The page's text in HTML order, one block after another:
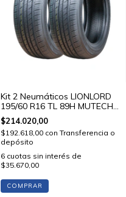
Kit 2 Neumáticos LIONLORD
195/60 R16 TL 89H MUTECH
H01
$214.020,00
$192.618,00 con Transferencia o
depósito
6 cuotas sin interés de
$35.670,00
COMPRAR